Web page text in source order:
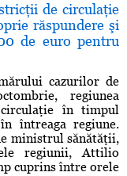
de circulaţie
răspundere şi
de euro pentru
cazurilor de
regiunea
în timpul
întreaga regiune.
ministrul sănătăţii,
regiunii, Attilio
cuprins între orele